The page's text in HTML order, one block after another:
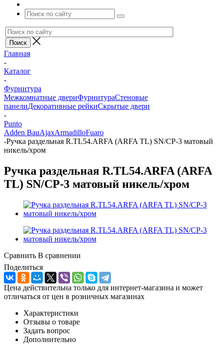
Главная
-
Каталог
-
Фурнитура
Межкомнатные двериФурнитураСтеновые
панелиДекоративные рейкиСкрытые двери
-
Punto
Adden BauAjaxArmadilloFuaro
-Ручка раздельная R.TL54.ARFA (ARFA TL) SN/CP-3 матовый
никель/хром
Ручка раздельная R.TL54.ARFA (ARFA
TL) SN/CP-3 матовый никель/хром
Сравнить В сравнении
Поделиться
Цена действительна только для интернет-магазина и может
отличаться от цен в розничных магазинах
Характеристики
Отзывы о товаре
Задать вопрос
Дополнительно